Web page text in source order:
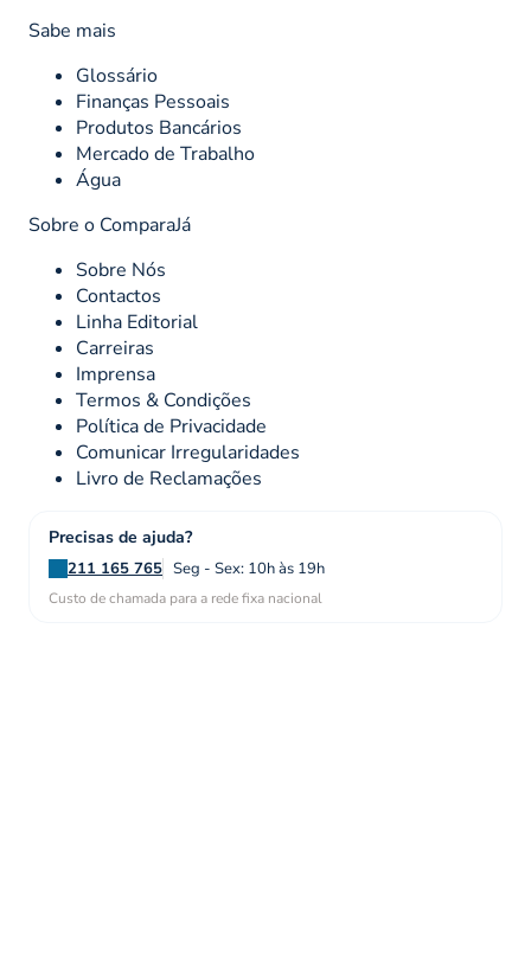
Sabe mais
Glossário
Finanças Pessoais
Produtos Bancários
Mercado de Trabalho
Água
Sobre o ComparaJá
Sobre Nós
Contactos
Linha Editorial
Carreiras
Imprensa
Termos & Condições
Política de Privacidade
Comunicar Irregularidades
Livro de Reclamações
Precisas de ajuda?
211 165 765 Seg - Sex: 10h às 19h
Custo de chamada para a rede fixa nacional